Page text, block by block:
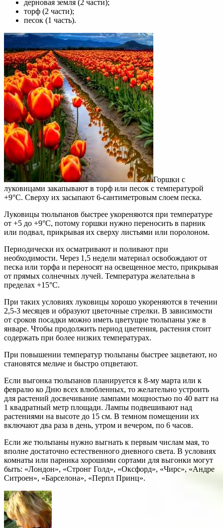
дерновая земля (2 части);
торф (2 части);
песок (1 часть).
Горшки с
луковицами закапывают в торф или песок с температурой
+9°С. Сверху их засыпают 6-сантиметровым слоем песка.
Луковицы тюльпанов быстрее укореняются при температуре
от +5 до +9°С, потому горшки нужно переносить в парник
или подвал, прикрывая их сверху листьями или поролоном.
Периодически их осматривают и поливают при
необходимости. Через 1,5 недели материал освобождают от
песка или торфа и переносят на освещенное место, прикрывая
от прямых солнечных лучей. Температура желательна в
пределах +15°С.
При таких условиях луковицы хорошо укореняются в течении
2,5-3 месяцев и образуют цветочные стрелки. В зависимости
от сроков посадки можно иметь цветущие тюльпаны уже в
январе. Чтобы продолжить период цветения, растения стоит
содержать при более низких температурах.
При повышении температур тюльпаны быстрее зацветают, но
становятся мельче и быстро отцветают.
Если выгонка тюльпанов планируется к 8-му марта или к
февралю ко Дню всех влюбленных, то желательно устроить
для растений досвечивание лампами мощностью по 40 ватт на
1 квадратный метр площади. Лампы подвешивают над
растениями на высоте до 15 см. В темном помещении их
включают два раза в день, утром и вечером, по 6 часов.
Если же тюльпаны нужно выгнать к первым числам мая, то
вполне достаточно естественного дневного света. В условиях
комнаты или парника хорошими сортами для выгонки могут
быть: «Лондон», «Стронг Голд», «Оксфорд», «Чирс», «Андре
Ситроен», «Барселона», «Перпл Принц».